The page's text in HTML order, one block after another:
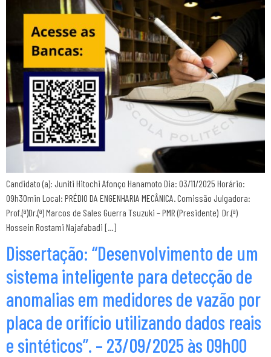
Candidato (a): Juniti Hitochi Afonço Hanamoto Dia: 03/11/2025 Horário:
09h30min Local: PRÉDIO DA ENGENHARIA MECÂNICA. Comissão Julgadora:
Prof.(ª)Dr.(ª) Marcos de Sales Guerra Tsuzuki – PMR (Presidente) Dr.(ª)
Hossein Rostami Najafabadi […]
Dissertação: “Desenvolvimento de um
sistema inteligente para detecção de
anomalias em medidores de vazão por
placa de orifício utilizando dados reais
e sintéticos”. – 23/09/2025 às 09h00